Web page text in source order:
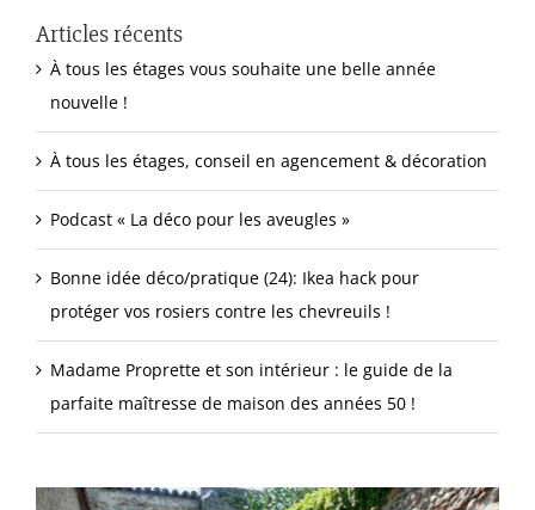
Articles récents
À tous les étages vous souhaite une belle année
nouvelle !
À tous les étages, conseil en agencement & décoration
Podcast « La déco pour les aveugles »
Bonne idée déco/pratique (24): Ikea hack pour
protéger vos rosiers contre les chevreuils !
Madame Proprette et son intérieur : le guide de la
parfaite maîtresse de maison des années 50 !